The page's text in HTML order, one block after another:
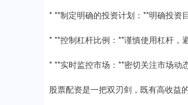
* **制定明确的投资计划：**明确投资
* **控制杠杆比例：**谨慎使用杠杆，
* **实时监控市场：**密切关注市场动
股票配资是一把双刃剑，既有高收益